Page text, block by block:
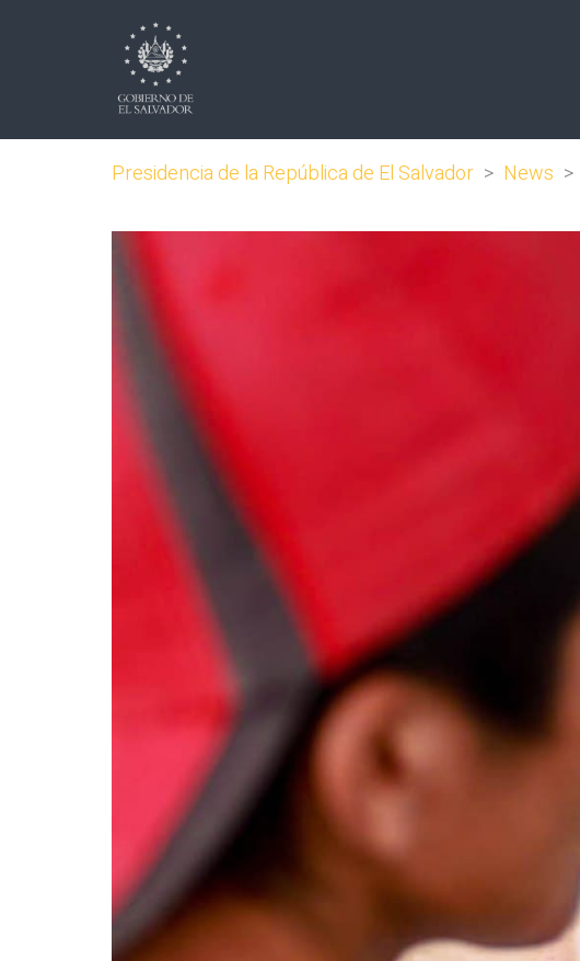
Presidencia de la República de El Salvador > News >